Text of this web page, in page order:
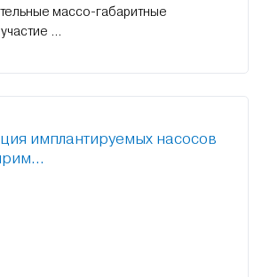
массо-габаритные
...
имплантируемых насосов